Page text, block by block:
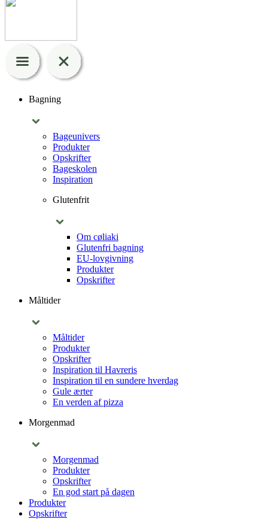
Bagning
Bageunivers
Produkter
Opskrifter
Bageskolen
Inspiration
Glutenfrit
Om cøliaki
Glutenfri bagning
EU-lovgivning
Produkter
Opskrifter
Måltider
Måltider
Produkter
Opskrifter
Inspiration til Havreris
Inspiration til en sundere hverdag
Gule ærter
En verden af pizza
Morgenmad
Morgenmad
Produkter
Opskrifter
En god start på dagen
Produkter
Opskrifter